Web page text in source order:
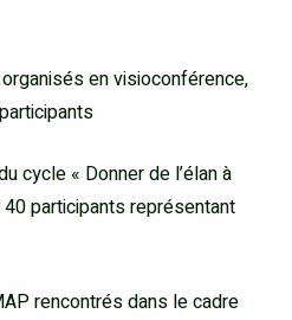
en visioconférence,
cycle « Donner de l’élan à
participants représentant
rencontrés dans le cadre